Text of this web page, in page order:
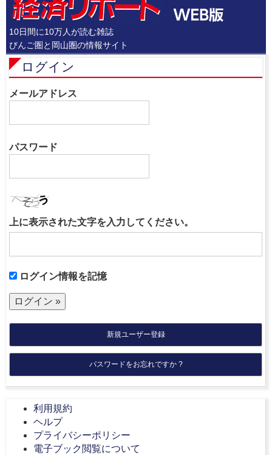
10日間に10万人が読む雑誌
びんご圏と岡山圏の情報サイト
ログイン
メールアドレス
パスワード
上に表示された文字を入力してください。
ログイン情報を記憶
新規ユーザー登録
パスワードをお忘れですか ?
利用規約
ヘルプ
プライバシーポリシー
電子ブック閲覧について